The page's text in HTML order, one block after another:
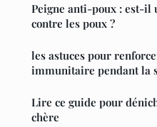
Peigne anti-poux : est-il
contre les poux ?
les astuces pour
immunitaire pendant la
Lire ce guide pour
chère